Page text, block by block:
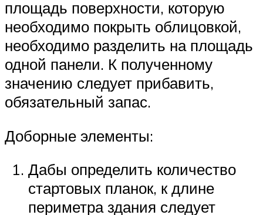
площадь поверхности, которую
необходимо покрыть облицовкой,
необходимо разделить на площадь
одной панели. К полученному
значению следует прибавить,
обязательный запас.
Доборные элементы:
Дабы определить количество
стартовых планок, к длине
периметра здания следует